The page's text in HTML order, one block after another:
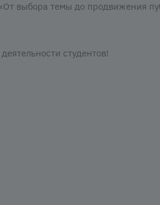
выбора темы до продвижения
студентов!